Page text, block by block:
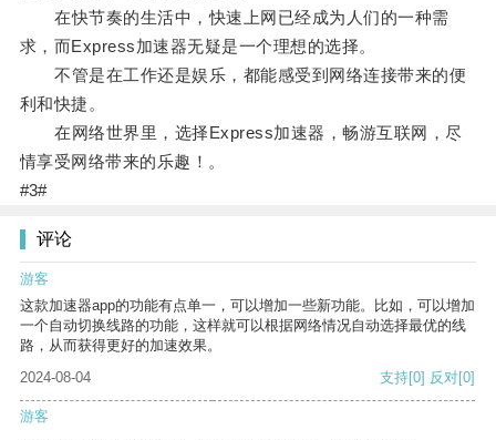
在快节奏的生活中，快速上网已经成为人们的一种需
求，而Express加速器无疑是一个理想的选择。
不管是在工作还是娱乐，都能感受到网络连接带来的便
利和快捷。
在网络世界里，选择Express加速器，畅游互联网，尽
情享受网络带来的乐趣！。
#3#
评论
游客
这款加速器app的功能有点单一，可以增加一些新功能。比如，可以增加
一个自动切换线路的功能，这样就可以根据网络情况自动选择最优的线
路，从而获得更好的加速效果。
2024-08-04
支持[0] 反对[0]
游客